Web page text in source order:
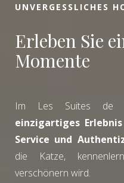
UNVERGESSLICHES
Erleben Sie
Momente
Im Les Suites de
einzigartiges Erlebnis
Service und
die Katze,
verschönern wird.